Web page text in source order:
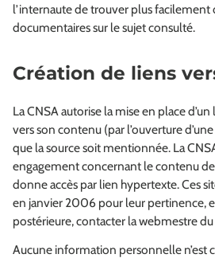
l’internaute de trouver plus facilement
documentaires sur le sujet consulté.
Création de liens
La CNSA autorise la mise en place
vers son contenu (par l’ouverture
que la source soit mentionnée. La
engagement concernant le contenu
donne accès par lien hypertexte. Ces
en janvier 2006 pour leur pertinence,
postérieure, contacter la webmestre du
Aucune information personnelle n’est